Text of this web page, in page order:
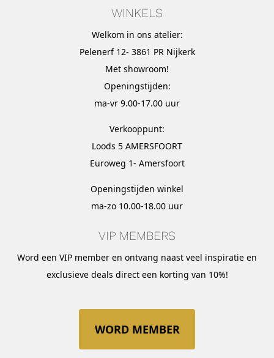
WINKELS
Welkom in ons atelier:
Pelenerf 12- 3861 PR Nijkerk
Met showroom!
Openingstijden:
ma-vr 9.00-17.00 uur
Verkooppunt:
Loods 5 AMERSFOORT
Euroweg 1- Amersfoort
Openingstijden winkel
ma-zo 10.00-18.00 uur
VIP MEMBERS
Word een VIP member en ontvang naast veel inspiratie en
exclusieve deals direct een korting van 10%!
WORD MEMBER